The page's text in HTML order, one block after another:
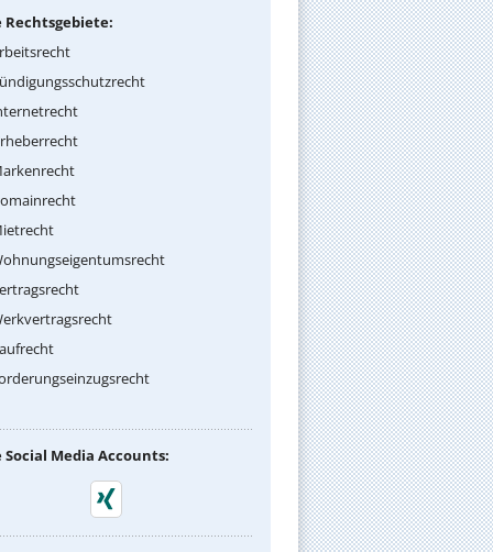
Rechtsgebiete:
Social Media Accounts: